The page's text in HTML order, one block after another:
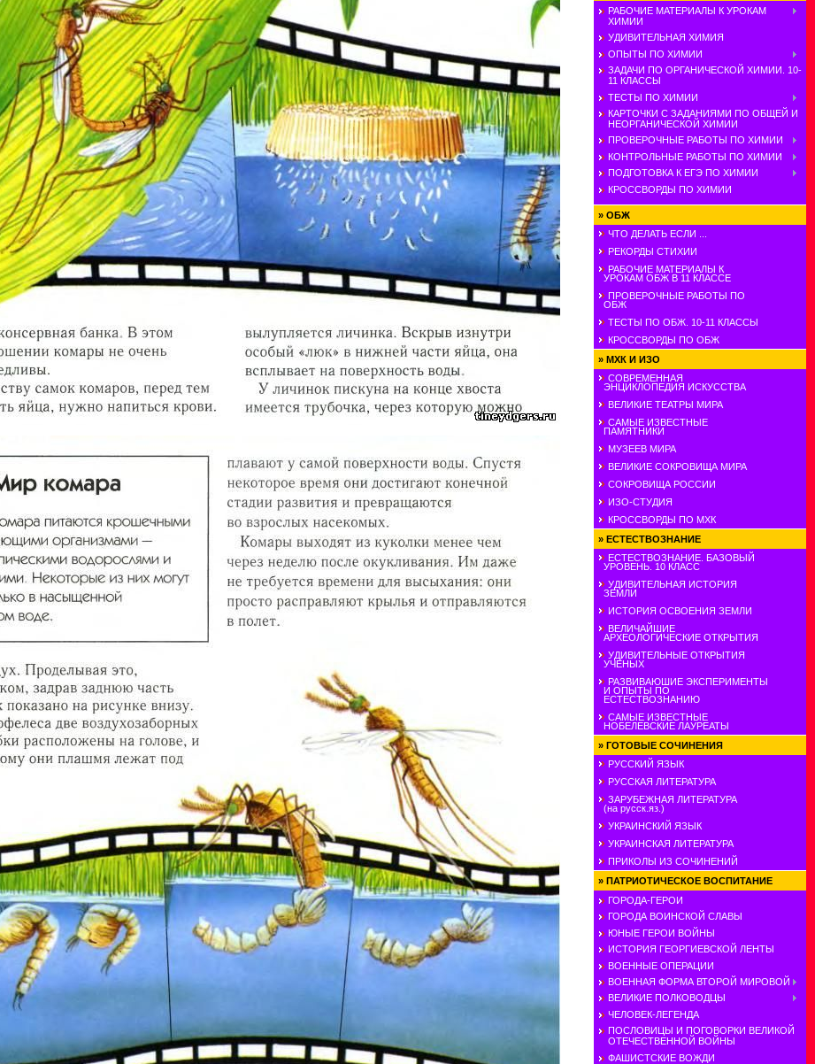
РАБОЧИЕ МАТЕРИАЛЫ К УРОКАМ
ХИМИИ
УДИВИТЕЛЬНАЯ ХИМИЯ
ОПЫТЫ ПО ХИМИИ
ЗАДАЧИ ПО ОРГАНИЧЕСКОЙ ХИМИИ. 10-
11 КЛАССЫ
ТЕСТЫ ПО ХИМИИ
КАРТОЧКИ С ЗАДАНИЯМИ ПО ОБЩЕЙ И
НЕОРГАНИЧЕСКОЙ ХИМИИ
ПРОВЕРОЧНЫЕ РАБОТЫ ПО ХИМИИ
КОНТРОЛЬНЫЕ РАБОТЫ ПО ХИМИИ
ПОДГОТОВКА К ЕГЭ ПО ХИМИИ
КРОССВОРДЫ ПО ХИМИИ
» ОБЖ
ЧТО ДЕЛАТЬ ЕСЛИ ...
РЕКОРДЫ СТИХИИ
РАБОЧИЕ МАТЕРИАЛЫ К
УРОКАМ ОБЖ В 11 КЛАССЕ
ПРОВЕРОЧНЫЕ РАБОТЫ ПО
ОБЖ
ТЕСТЫ ПО ОБЖ. 10-11 КЛАССЫ
КРОССВОРДЫ ПО ОБЖ
» МХК И ИЗО
СОВРЕМЕННАЯ
ЭНЦИКЛОПЕДИЯ ИСКУССТВА
ВЕЛИКИЕ ТЕАТРЫ МИРА
САМЫЕ ИЗВЕСТНЫЕ
ПАМЯТНИКИ
МУЗЕЕВ МИРА
ВЕЛИКИЕ СОКРОВИЩА МИРА
СОКРОВИЩА РОССИИ
ИЗО-СТУДИЯ
КРОССВОРДЫ ПО МХК
» ЕСТЕСТВОЗНАНИЕ
ЕСТЕСТВОЗНАНИЕ. БАЗОВЫЙ
УРОВЕНЬ. 10 КЛАСС
УДИВИТЕЛЬНАЯ ИСТОРИЯ
ЗЕМЛИ
ИСТОРИЯ ОСВОЕНИЯ ЗЕМЛИ
ВЕЛИЧАЙШИЕ
АРХЕОЛОГИЧЕСКИЕ ОТКРЫТИЯ
УДИВИТЕЛЬНЫЕ ОТКРЫТИЯ
УЧЕНЫХ
РАЗВИВАЮШИЕ ЭКСПЕРИМЕНТЫ
И ОПЫТЫ ПО
ЕСТЕСТВОЗНАНИЮ
САМЫЕ ИЗВЕСТНЫЕ
НОБЕЛЕВСКИЕ ЛАУРЕАТЫ
» ГОТОВЫЕ СОЧИНЕНИЯ
РУССКИЙ ЯЗЫК
РУССКАЯ ЛИТЕРАТУРА
ЗАРУБЕЖНАЯ ЛИТЕРАТУРА
(на русск.яз.)
УКРАИНСКИЙ ЯЗЫК
УКРАИНСКАЯ ЛИТЕРАТУРА
ПРИКОЛЫ ИЗ СОЧИНЕНИЙ
» ПАТРИОТИЧЕСКОЕ ВОСПИТАНИЕ
ГОРОДА-ГЕРОИ
ГОРОДА ВОИНСКОЙ СЛАВЫ
ЮНЫЕ ГЕРОИ ВОЙНЫ
ИСТОРИЯ ГЕОРГИЕВСКОЙ ЛЕНТЫ
ВОЕННЫЕ ОПЕРАЦИИ
ВОЕННАЯ ФОРМА ВТОРОЙ МИРОВОЙ
ВЕЛИКИЕ ПОЛКОВОДЦЫ
ЧЕЛОВЕК-ЛЕГЕНДА
ПОСЛОВИЦЫ И ПОГОВОРКИ ВЕЛИКОЙ
ОТЕЧЕСТВЕННОЙ ВОЙНЫ
ФАШИСТСКИЕ ВОЖДИ